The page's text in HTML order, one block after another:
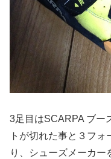
3足目はSCARPA ブー
トが切れた事と３フ
り、シューズメーカー